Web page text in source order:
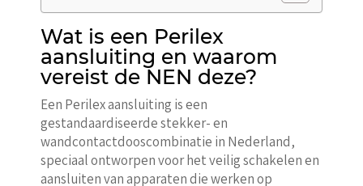
Wat is een Perilex
aansluiting en waarom
vereist de NEN deze?
Een Perilex aansluiting is een
gestandaardiseerde stekker- en
wandcontactdooscombinatie in Nederland,
speciaal ontworpen voor het veilig schakelen en
aansluiten van apparaten die werken op